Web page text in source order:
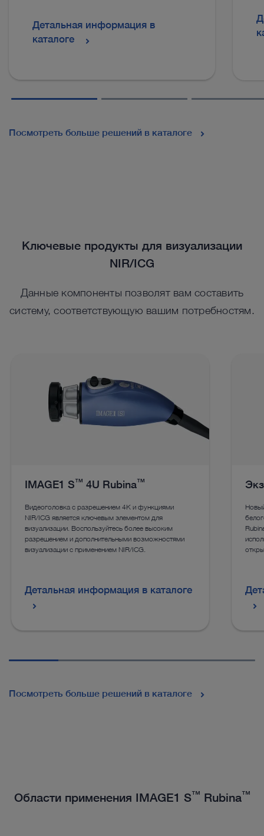
Детальная информация в
каталоге
Посмотреть больше решений в каталоге
Ключевые продукты для визуализации
NIR/ICG
Данные компоненты позволят вам составить
систему, соответствующую вашим потребностям.
IMAGE1 S ™ 4U Rubina™
Видеоголовка с разрешением 4K и функциями
NIR/ICG является ключевым элементом для
визуализации. Воспользуйтесь более высоким
разрешением и дополнительными возможностями
визуализации с применением NIR/ICG.
Детальная информация в каталоге
Посмотреть больше решений в каталоге
Области применения IMAGE1 S™ Rubina™